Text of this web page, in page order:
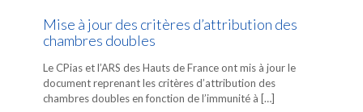
Mise à jour des critères d’attribution des
chambres doubles
Le CPias et l’ARS des Hauts de France ont mis à jour le
document reprenant les critères d’attribution des
chambres doubles en fonction de l’immunité à […]